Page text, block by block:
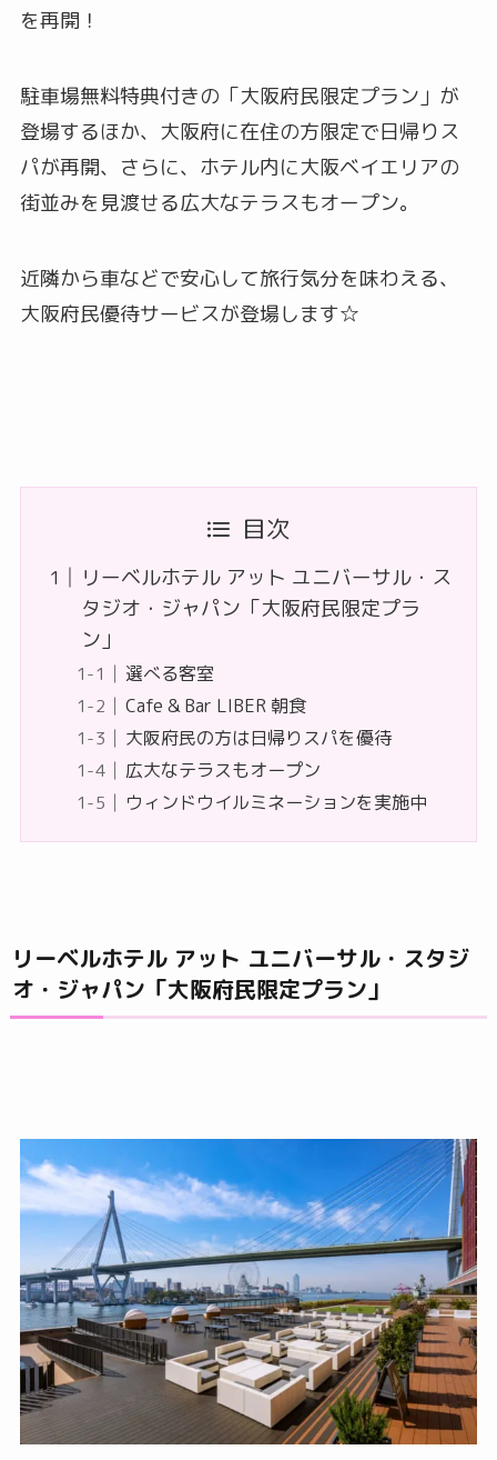
を再開！
駐車場無料特典付きの「大阪府民限定プラン」が
登場するほか、大阪府に在住の方限定で日帰りス
パが再開、さらに、ホテル内に大阪ベイエリアの
街並みを見渡せる広大なテラスもオープン。
近隣から車などで安心して旅行気分を味わえる、
大阪府民優待サービスが登場します☆
目次
リーベルホテル アット ユニバーサル・ス
タジオ・ジャパン「大阪府民限定プラ
ン」
選べる客室
Cafe & Bar LIBER 朝食
大阪府民の方は日帰りスパを優待
広大なテラスもオープン
ウィンドウイルミネーションを実施中
リーベルホテル アット ユニバーサル・スタジ
オ・ジャパン「大阪府民限定プラン」